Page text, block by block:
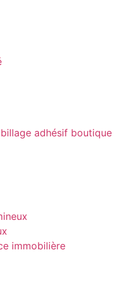
immobilière